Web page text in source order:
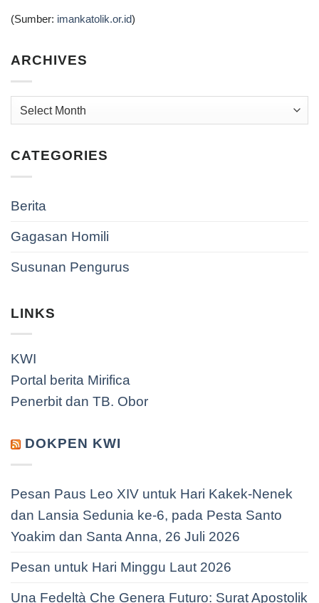
(Sumber: imankatolik.or.id)
ARCHIVES
Archives
CATEGORIES
Berita
Gagasan Homili
Susunan Pengurus
LINKS
KWI
Portal berita Mirifica
Penerbit dan TB. Obor
DOKPEN KWI
Pesan Paus Leo XIV untuk Hari Kakek-Nenek
dan Lansia Sedunia ke-6, pada Pesta Santo
Yoakim dan Santa Anna, 26 Juli 2026
Pesan untuk Hari Minggu Laut 2026
Una Fedeltà Che Genera Futuro: Surat Apostolik